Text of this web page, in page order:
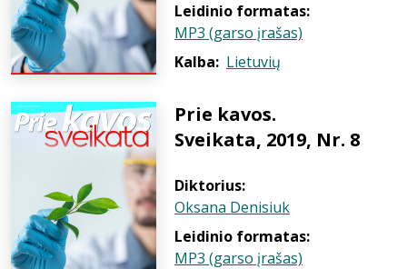
Leidinio formatas:
MP3 (garso įrašas)
Kalba: Lietuvių
Prie kavos.
Sveikata, 2019, Nr. 8
Diktorius:
Oksana Denisiuk
Leidinio formatas:
MP3 (garso įrašas)